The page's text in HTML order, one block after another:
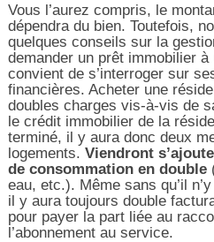
Vous l’aurez compris, le
dépendra du bien. Toutefois,
quelques conseils sur la
demander un prêt immobilier
convient de s’interroger sur
financières. Acheter une
doubles charges vis-à-vis de
le crédit immobilier de la
terminé, il y aura donc deux
logements. Viendront
de consommation en double
eau, etc.). Même sans qu’il
il y aura toujours double
pour payer la part liée au
l’abonnement au service.